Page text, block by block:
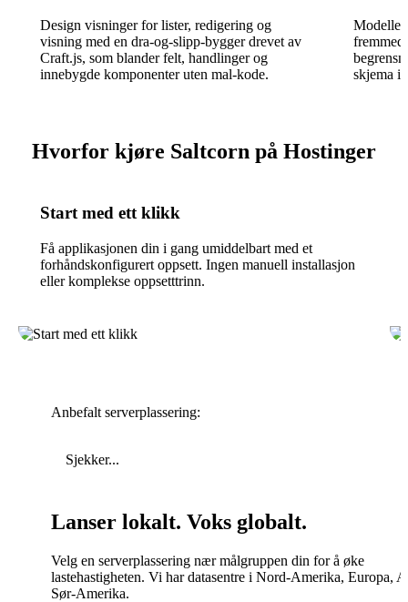
Design visninger for lister, redigering og
visning med en dra-og-slipp-bygger drevet av
Craft.js, som blander felt, handlinger og
innebygde komponenter uten mal-kode.
Modeller
skjema i
Hvorfor kjøre Saltcorn på Hostinger
Start med ett klikk
Få applikasjonen din i gang umiddelbart med et
forhåndskonfigurert oppsett. Ingen manuell installasjon
eller komplekse oppsetttrinn.
Anbefalt serverplassering:
Sjekker...
Lanser lokalt. Voks globalt.
Velg en serverplassering nær målgruppen din for å øke
lastehastigheten. Vi har datasentre i Nord-Amerika, Europa,
Sør-Amerika.